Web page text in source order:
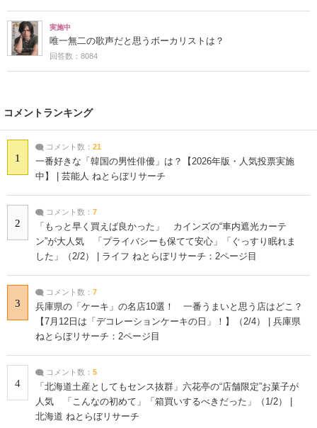
実施中
唯一無二の歌声だと思うボーカリストは？
回答数：8084
コメントランキング
1
コメント数： 21
一番好きな「韓国の男性俳優」は？【2026年版・人気投票実施
中】 | 芸能人 ねとらぼリサーチ
2
コメント数： 7
「もっと早く買えば良かった」 カインズの“車内遮光カーテ
ン”が大人気 「プライバシーも保てて安心」「ぐっすり眠れま
した」（2/2） | ライフ ねとらぼリサーチ：2ページ目
3
コメント数： 7
兵庫県の「ケーキ」の名店10選！ 一番うまいと思う店はどこ？
【7月12日は「デコレーションケーキの日」！】（2/4） | 兵庫県
ねとらぼリサーチ：2ページ目
4
コメント数： 5
「北海道土産としてもセンス抜群」六花亭の“店舗限定”お菓子が
人気 「こんなの初めて」「箱買いするべきだった」（1/2） |
北海道 ねとらぼリサーチ